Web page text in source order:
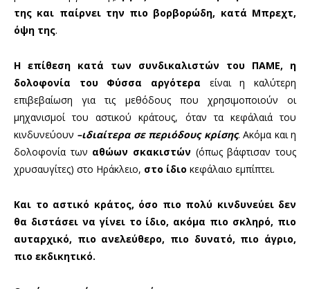
της και παίρνει την πιο βορβορώδη, κατά Μπρεχτ,
όψη της.
H επίθεση κατά των συνδικαλιστών του ΠΑΜΕ, η
δολοφονία του Φύσσα αργότερα είναι η καλύτερη
επιβεβαίωση για τις μεθόδους που χρησιμοποιούν οι
μηχανισμοί του αστικού κράτους, όταν τα κεφάλαιά του
κινδυνεύουν –ιδιαίτερα σε περιόδους κρίσης. Ακόμα και η
δολοφονία των αθώων σκακιστών (όπως βάφτισαν τους
χρυσαυγίτες) στο Ηράκλειο, στο ίδιο κεφάλαιο εμπίπτει.
Και το αστικό κράτος, όσο πιο πολύ κινδυνεύει δεν
θα διστάσει να γίνει το ίδιο, ακόμα πιο σκληρό, πιο
αυταρχικό, πιο ανελεύθερο, πιο δυνατό, πιο άγριο,
πιο εκδικητικό.